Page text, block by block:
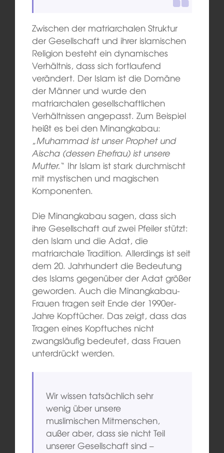
Zwischen der matriarchalen Struktur
der Gesellschaft und ihrer islamischen
Religion besteht ein dynamisches
Verhältnis, dass sich fortlaufend
verändert. Der Islam ist die Domäne
der Männer und wurde den
matriarchalen gesellschaftlichen
Verhältnissen angepasst. Zum Beispiel
heißt es bei den Minangkabau:
„Muhammad ist unser Prophet und
Aischa (dessen Ehefrau) ist unsere
Mutter.“ Ihr Islam ist stark durchmischt
mit mystischen und magischen
Komponenten.
Die Minangkabau sagen, dass sich
ihre Gesellschaft auf zwei Pfeiler stützt:
den Islam und die Adat, die
matriarchale Tradition. Allerdings ist seit
dem 20. Jahrhundert die Bedeutung
des Islams gegenüber der Adat größer
geworden. Auch die Minangkabau-
Frauen tragen seit Ende der 1990er-
Jahre Kopftücher. Das zeigt, dass das
Tragen eines Kopftuches nicht
zwangsläufig bedeutet, dass Frauen
unterdrückt werden.
Wir wissen tatsächlich sehr
wenig über unsere
muslimischen Mitmenschen,
außer aber, dass sie nicht Teil
unserer Gesellschaft sind –